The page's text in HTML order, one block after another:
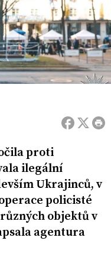
proti
ilegální
Ukrajinců, v
policisté
objektů v
agentura